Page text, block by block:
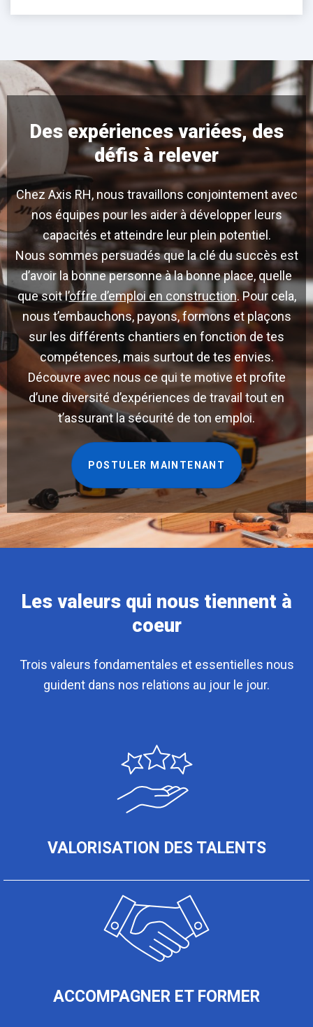
Des expériences variées, des
défis à relever
Chez Axis RH, nous travaillons conjointement avec
nos équipes pour les aider à développer leurs
capacités et atteindre leur plein potentiel.
Nous sommes persuadés que la clé du succès est
d’avoir la bonne personne à la bonne place, quelle
que soit l’offre d’emploi en construction. Pour cela,
nous t’embauchons, payons, formons et plaçons
sur les différents chantiers en fonction de tes
compétences, mais surtout de tes envies.
Découvre avec nous ce qui te motive et profite
d’une diversité d’expériences de travail tout en
t’assurant la sécurité de ton emploi.
POSTULER MAINTENANT
Les valeurs qui nous tiennent à
coeur
Trois valeurs fondamentales et essentielles nous
guident dans nos relations au jour le jour.
VALORISATION DES TALENTS
ACCOMPAGNER ET FORMER